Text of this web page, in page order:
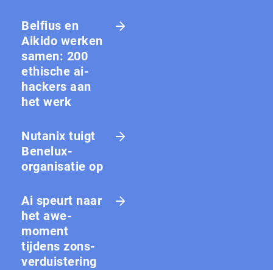
Belfius en
Aikido werken
samen: 200
ethische ai-
hackers aan
het werk
Nutanix tuigt
Benelux-
organisatie op
Ai speurt naar
het awe-
moment
tijdens zons­
ver­duis­te­ring